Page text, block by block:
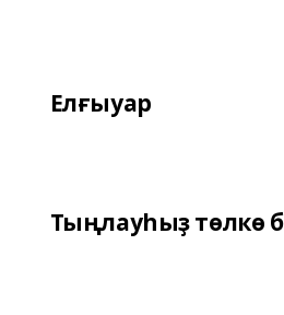
Елғыуар
Тыңлауһыҙ төлкө